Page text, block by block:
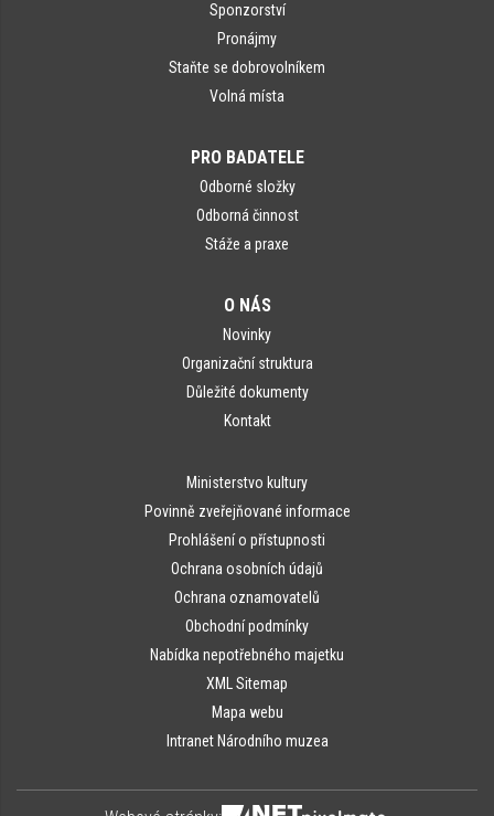
Sponzorství
Pronájmy
Staňte se dobrovolníkem
Volná místa
PRO BADATELE
Odborné složky
Odborná činnost
Stáže a praxe
O NÁS
Novinky
Organizační struktura
Důležité dokumenty
Kontakt
Ministerstvo kultury
Povinně zveřejňované informace
Prohlášení o přístupnosti
Ochrana osobních údajů
Ochrana oznamovatelů
Obchodní podmínky
Nabídka nepotřebného majetku
XML Sitemap
Mapa webu
Intranet Národního muzea